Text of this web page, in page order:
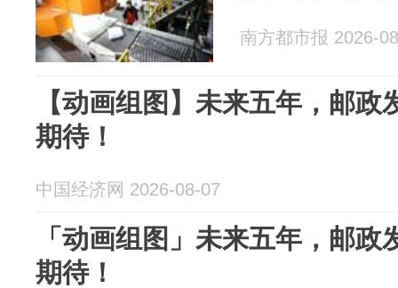
南方都市报 2026-
【动画组图】未来五年，邮
期待！
中国经济网 2026-08-07
「动画组图」未来五年，邮
期待！